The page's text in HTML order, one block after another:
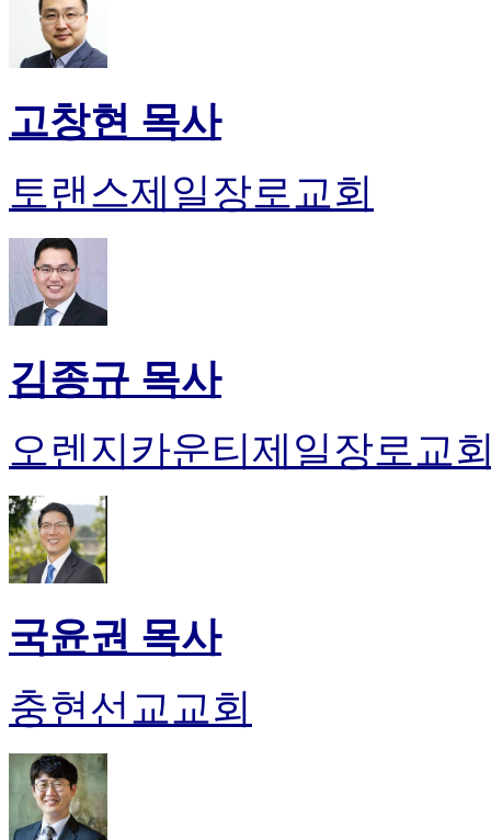
토
미
프
후
기
진
국
국
24
간
대
고창현 목사
토랜스제일장로교회
김종규 목사
오렌지카운티제일장로교
국윤권 목사
충현선교교회